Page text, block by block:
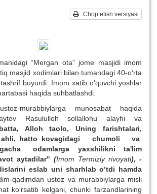
Chop etish versiyasi
“Mergan ota” jome masjidi imom
masjid xodimlari bilan tumandagi 40-o‘rta
buyurdi. Imom xatib o‘quvchi yoshlar
haqida suhbatlashdi.
murabbiylarga munosabat haqida
Rasululloh sollallohu alayhi va
Alloh taolo, Uning farishtalari,
ahli, hatto kovagidagi chumoli va
odamlarga yaxshilikni ta'lim
aytadilar" (Imom Termiziy rivoyati), -
eslab uni sharhlab o‘tdi hamda
qadimdan ustoz va murabbiylarga misli
ko‘rsatib kelgani, chunki farzandlarining